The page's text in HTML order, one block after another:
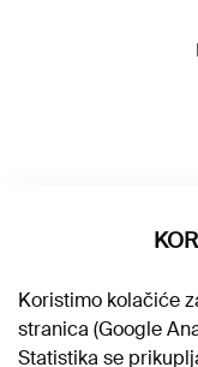
Koristimo kolačiće
stranica (Google
Statistika se